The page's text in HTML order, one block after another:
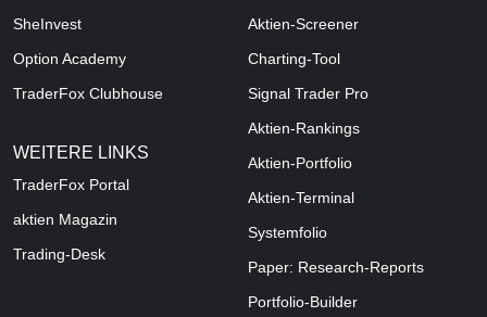
SheInvest
Option Academy
TraderFox Clubhouse
WEITERE LINKS
TraderFox Portal
aktien Magazin
Trading-Desk
Aktien-Screener
Charting-Tool
Signal Trader Pro
Aktien-Rankings
Aktien-Portfolio
Aktien-Terminal
Systemfolio
Paper: Research-Reports
Portfolio-Builder